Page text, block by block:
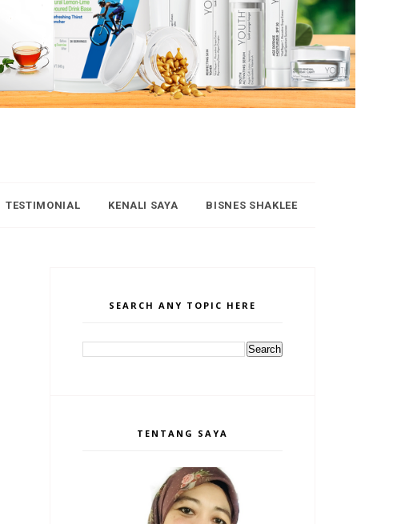
TESTIMONIAL KENALI SAYA BISNES SHAKLEE
SEARCH ANY TOPIC HERE
TENTANG SAYA